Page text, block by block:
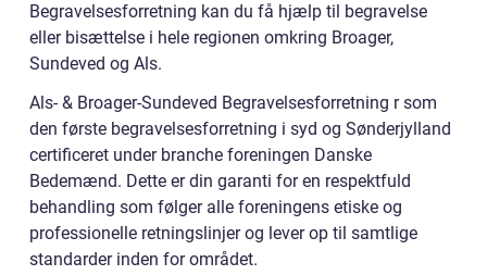
Begravelsesforretning kan du få hjælp til begravelse
eller bisættelse i hele regionen omkring Broager,
Sundeved og Als.
Als- & Broager-Sundeved Begravelsesforretning r som
den første begravelsesforretning i syd og Sønderjylland
certificeret under branche foreningen Danske
Bedemænd. Dette er din garanti for en respektfuld
behandling som følger alle foreningens etiske og
professionelle retningslinjer og lever op til samtlige
standarder inden for området.